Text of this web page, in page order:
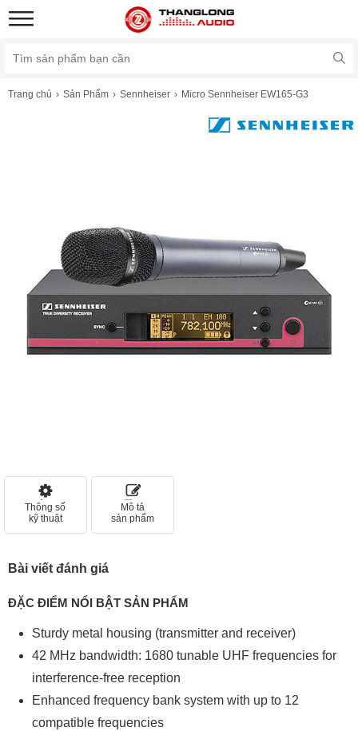
Trang chủ Sản Phẩm Sennheiser Micro Sennheiser EW165-G3
Thông số
kỹ thuật
Mô tả
sản phẩm
Bài viết đánh giá
ĐẶC ĐIỂM NỔI BẬT SẢN PHẨM
Sturdy metal housing (transmitter and receiver)
42 MHz bandwidth: 1680 tunable UHF frequencies for
interference-free reception
Enhanced frequency bank system with up to 12
compatible frequencies